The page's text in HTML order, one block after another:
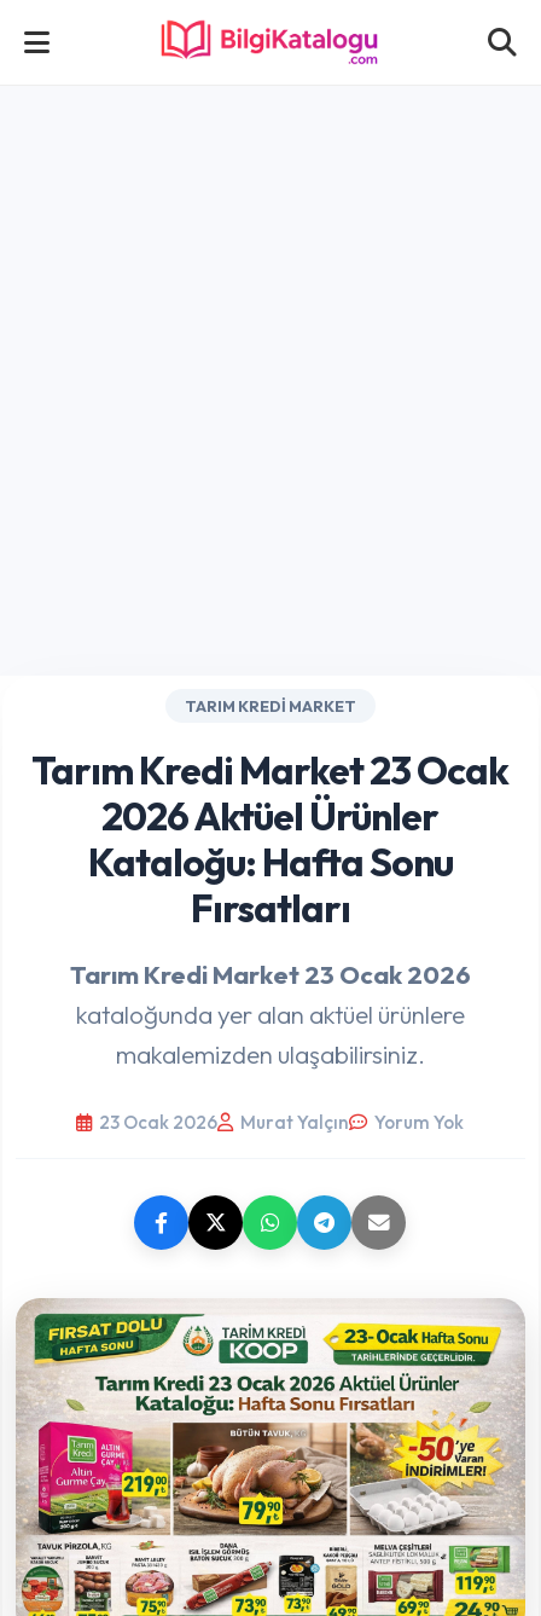
TARIM KREDI MARKET
Tarım Kredi Market 23 Ocak
2026 Aktüel Ürünler
Kataloğu: Hafta Sonu
Fırsatları
Tarım Kredi Market 23 Ocak 2026
kataloğunda yer alan aktüel ürünlere
makalemizden ulaşabilirsiniz.
23 Ocak 2026 Murat Yalçın Yorum Yok